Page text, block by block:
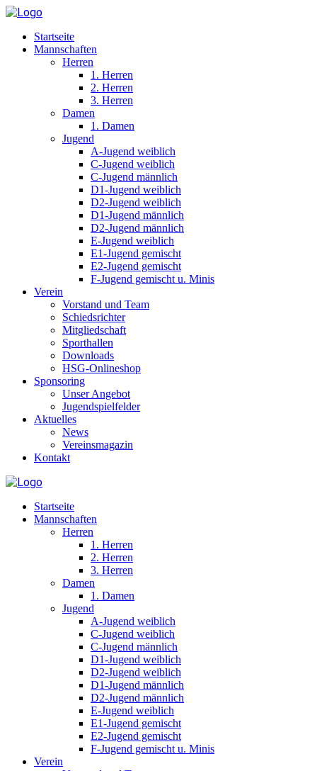
Startseite
Mannschaften
Herren
1. Herren
2. Herren
3. Herren
Damen
1. Damen
Jugend
A-Jugend weiblich
C-Jugend weiblich
C-Jugend männlich
D1-Jugend weiblich
D2-Jugend weiblich
D1-Jugend männlich
D2-Jugend männlich
E-Jugend weiblich
E1-Jugend gemischt
E2-Jugend gemischt
F-Jugend gemischt u. Minis
Verein
Vorstand und Team
Schiedsrichter
Mitgliedschaft
Sporthallen
Downloads
HSG-Onlineshop
Sponsoring
Unser Angebot
Jugendspielfelder
Aktuelles
News
Vereinsmagazin
Kontakt
Startseite
Mannschaften
Herren
1. Herren
2. Herren
3. Herren
Damen
1. Damen
Jugend
A-Jugend weiblich
C-Jugend weiblich
C-Jugend männlich
D1-Jugend weiblich
D2-Jugend weiblich
D1-Jugend männlich
D2-Jugend männlich
E-Jugend weiblich
E1-Jugend gemischt
E2-Jugend gemischt
F-Jugend gemischt u. Minis
Verein